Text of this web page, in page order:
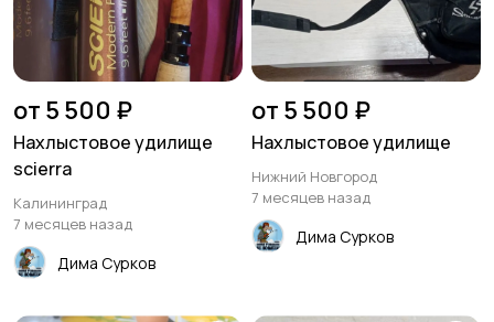
от 5 500 ₽
Нахлыстовое удилище
scierra
Калининград
7 месяцев назад
Дима Сурков
от 5 500 ₽
Нахлыстовое удилище
Нижний Новгород
7 месяцев назад
Дима Сурков